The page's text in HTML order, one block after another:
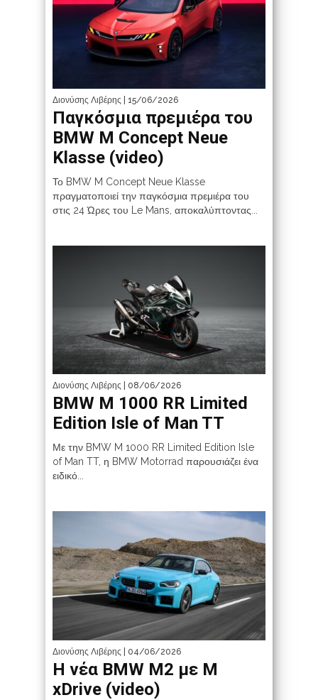
Διονύσης Λιβέρης | 15/06/2026
Παγκόσμια πρεμιέρα του
BMW M Concept Neue
Klasse (video)
Το BMW M Concept Neue Klasse
πραγματοποιεί την παγκόσμια πρεμιέρα του
στις 24 Ώρες του Le Mans, αποκαλύπτοντας...
Διονύσης Λιβέρης | 08/06/2026
BMW M 1000 RR Limited
Edition Isle of Man TT
Με την BMW M 1000 RR Limited Edition Isle
of Man TT, η BMW Motorrad παρουσιάζει ένα
ειδικό...
Διονύσης Λιβέρης | 04/06/2026
Η νέα BMW M2 με M
xDrive (video)